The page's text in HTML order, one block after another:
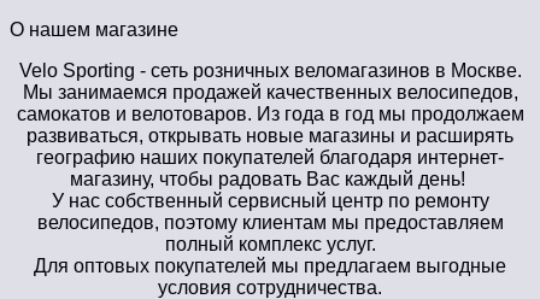
О нашем магазине
Velo Sporting - сеть розничных веломагазинов в Москве.
Мы занимаемся продажей качественных велосипедов,
самокатов и велотоваров. Из года в год мы продолжаем
развиваться, открывать новые магазины и расширять
географию наших покупателей благодаря интернет-
магазину, чтобы радовать Вас каждый день!
У нас собственный сервисный центр по ремонту
велосипедов, поэтому клиентам мы предоставляем
полный комплекс услуг.
Для оптовых покупателей мы предлагаем выгодные
условия сотрудничества.